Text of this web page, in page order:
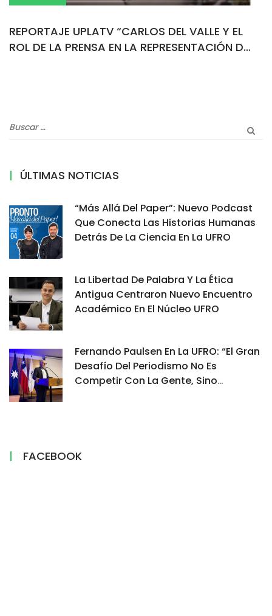
REPORTAJE UPLATV “CARLOS DEL VALLE Y EL
ROL DE LA PRENSA EN LA REPRESENTACIÓN DEL
ÚLTIMAS NOTICIAS
“Más Allá Del Paper”: Nuevo Podcast
Que Conecta Las Historias Humanas
Detrás De La Ciencia En La UFRO
La Libertad De Palabra Y La Ética
Antigua Centraron Nuevo Encuentro
Académico En El Núcleo UFRO
Fernando Paulsen En La UFRO: “El Gran
Desafío Del Periodismo No Es
Competir Con La Gente, Sino
FACEBOOK